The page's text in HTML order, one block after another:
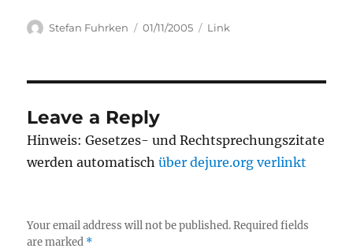
Author
Stefan Fuhrken
Posted
01/11/2005 Categories
Link
Leave a Reply
Hinweis: Gesetzes- und Rechtsprechungszitate
werden automatischüber dejure.org verlinkt
Your email address will not be published. Required fields
are marked *